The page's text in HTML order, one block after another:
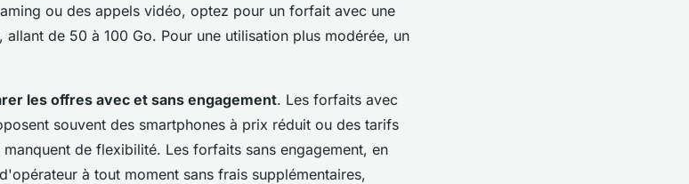
ou des appels vidéo, optez pour un forfait avec une
de 50 à 100 Go. Pour une utilisation plus modérée, un
les offres avec et sans engagement. Les forfaits avec
souvent des smartphones à prix réduit ou des tarifs
de flexibilité. Les forfaits sans engagement, en
à tout moment sans frais supplémentaires,